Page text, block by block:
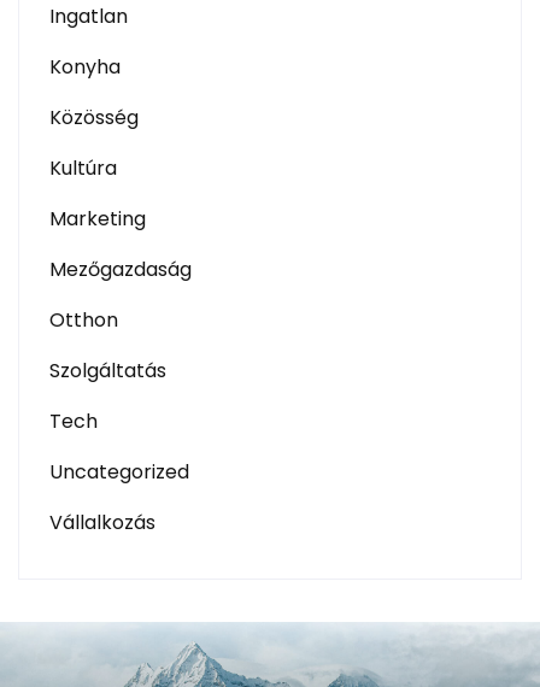
Ingatlan
Konyha
Közösség
Kultúra
Marketing
Mezőgazdaság
Otthon
Szolgáltatás
Tech
Uncategorized
Vállalkozás